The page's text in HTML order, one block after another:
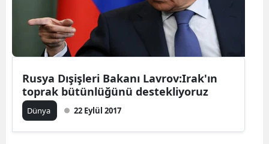
Rusya Dışişleri Bakanı Lavrov:Irak'ın
toprak bütünlüğünü destekliyoruz
Dünya 22 Eylül 2017